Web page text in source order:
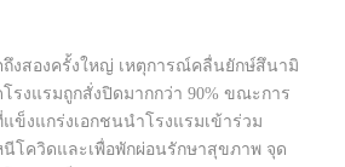
ถึงสองครั้งใหญ่ เหตุการณ์คลื่นยักษ์สึนามิ
รงแรมถูกสั่งปิดมากกว่า 90% ขณะการ
ข็งแกร่งเอกชนนำโรงแรมเข้าร่วม
นีโควิดและเพื่อพักผ่อนรักษาสุขภาพ จุด